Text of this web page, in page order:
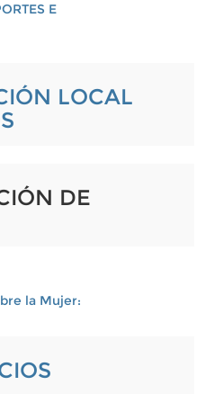
E
LOCAL
DE
la Mujer: